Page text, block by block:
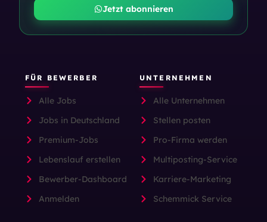
Jetzt abonnieren
FÜR BEWERBER
Alle Jobs
Jobs in Deutschland
Premium-Jobs
Lebenslauf erstellen
Bewerber-Dashboard
Anmelden
UNTERNEHMEN
Alle Unternehmen
Stellen posten
Pro-Firma werden
Multiposting-Service
Karriere-Marketing
Schemmick Service